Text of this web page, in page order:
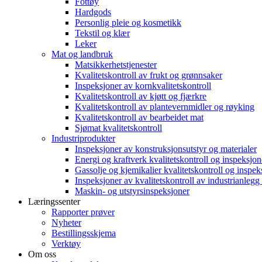
Hardgods
Personlig pleie og kosmetikk
Tekstil og klær
Leker
Mat og landbruk
Matsikkerhetstjenester
Kvalitetskontroll av frukt og grønnsaker
Inspeksjoner av kornkvalitetskontroll
Kvalitetskontroll av kjøtt og fjærkre
Kvalitetskontroll av plantevernmidler og røyking
Kvalitetskontroll av bearbeidet mat
Sjømat kvalitetskontroll
Industriprodukter
Inspeksjoner av konstruksjonsutstyr og materialer
Energi og kraftverk kvalitetskontroll og
Gassolje og kjemikalier kvalitetskontroll og
Inspeksjoner av kvalitetskontroll av industrianlegg
Maskin- og utstyrsinspeksjoner
Læringssenter
Rapporter prøver
Nyheter
Bestillingsskjema
Verktøy
Om oss